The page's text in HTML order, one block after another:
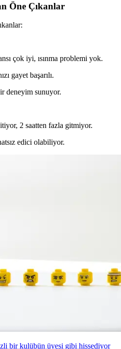
Öne Çıkanlar
çok iyi, ısınma problemi yok.
gayet başarılı.
deneyim sunuyor.
2 saatten fazla gitmiyor.
edici olabiliyor.
bir kulübün üyesi gibi hissediyor